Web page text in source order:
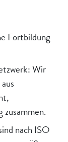
Fortbildung
Wir
nach ISO